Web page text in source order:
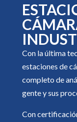
Con la última
estaciones de
completo de
gente y sus
Con